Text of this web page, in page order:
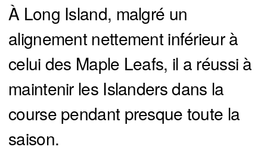
À Long Island, malgré un
alignement nettement inférieur à
celui des Maple Leafs, il a réussi à
maintenir les Islanders dans la
course pendant presque toute la
saison.